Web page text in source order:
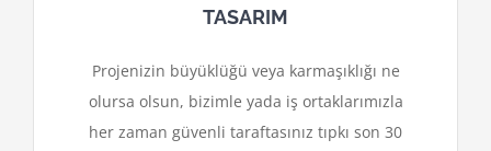
TASARIM
Projenizin büyüklüğü veya karmaşıklığı ne
olursa olsun, bizimle yada iş ortaklarımızla
her zaman güvenli taraftasınız tıpkı son 30